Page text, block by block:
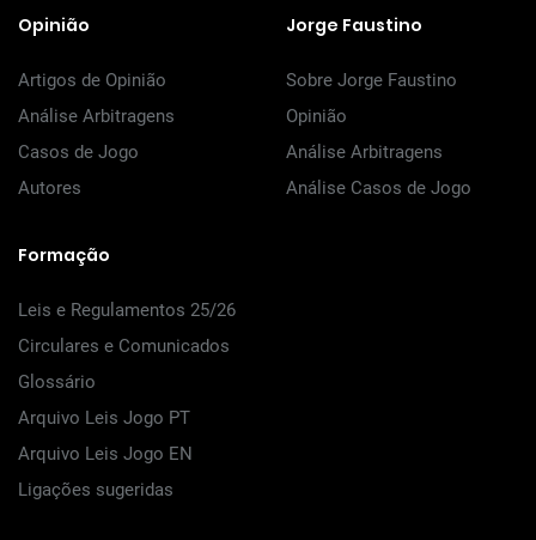
Opinião
Artigos de Opinião
Análise Arbitragens
Casos de Jogo
Autores
Jorge Faustino
Sobre Jorge Faustino
Opinião
Análise Arbitragens
Análise Casos de Jogo
Formação
Leis e Regulamentos 25/26
Circulares e Comunicados
Glossário
Arquivo Leis Jogo PT
Arquivo Leis Jogo EN
Ligações sugeridas